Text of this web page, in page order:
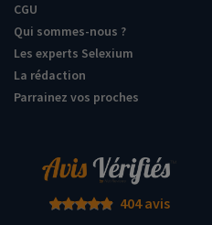
CGU
Qui sommes-nous ?
Les experts Selexium
La rédaction
Parrainez vos proches
404 avis